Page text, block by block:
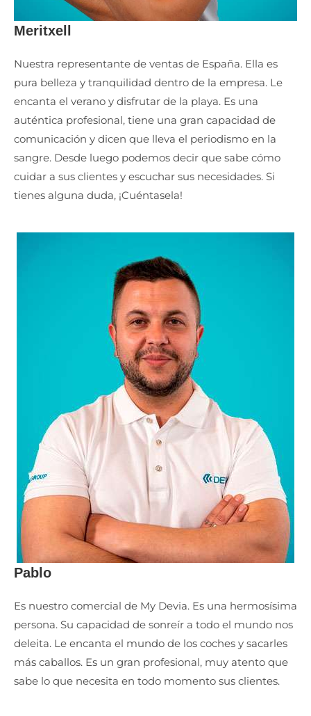
Meritxell
Nuestra representante de ventas de España. Ella es
pura belleza y tranquilidad dentro de la empresa. Le
encanta el verano y disfrutar de la playa. Es una
auténtica profesional, tiene una gran capacidad de
comunicación y dicen que lleva el periodismo en la
sangre. Desde luego podemos decir que sabe cómo
cuidar a sus clientes y escuchar sus necesidades. Si
tienes alguna duda, ¡Cuéntasela!
Pablo
Es nuestro comercial de My Devia. Es una hermosísima
persona. Su capacidad de sonreír a todo el mundo nos
deleita. Le encanta el mundo de los coches y sacarles
más caballos. Es un gran profesional, muy atento que
sabe lo que necesita en todo momento sus clientes.